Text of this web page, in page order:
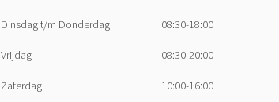
Dinsdag t/m Donderdag 08:30-18:00
Vrijdag 08:30-20:00
Zaterdag 10:00-16:00